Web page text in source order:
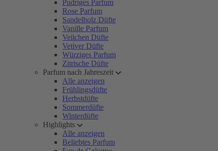
Pudriges Parfum
Rose Parfum
Sandelholz Düfte
Vanille Parfum
Veilchen Düfte
Vetiver Düfte
Würziges Parfum
Zitrische Düfte
Parfum nach Jahreszeit
Alle anzeigen
Frühlingsdüfte
Herbstdüfte
Sommerdüfte
Winterdüfte
Highlights
Alle anzeigen
Beliebtes Parfum